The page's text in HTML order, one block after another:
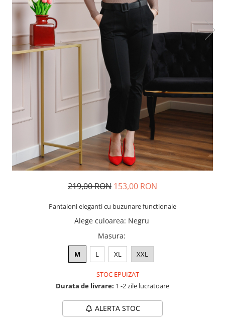
219,00 RON 153,00 RON
Pantaloni eleganti cu buzunare functionale
Alege culoarea: Negru
Masura:
M L XL XXL
STOC EPUIZAT
Durata de livrare: 1 -2 zile lucratoare
ALERTA STOC